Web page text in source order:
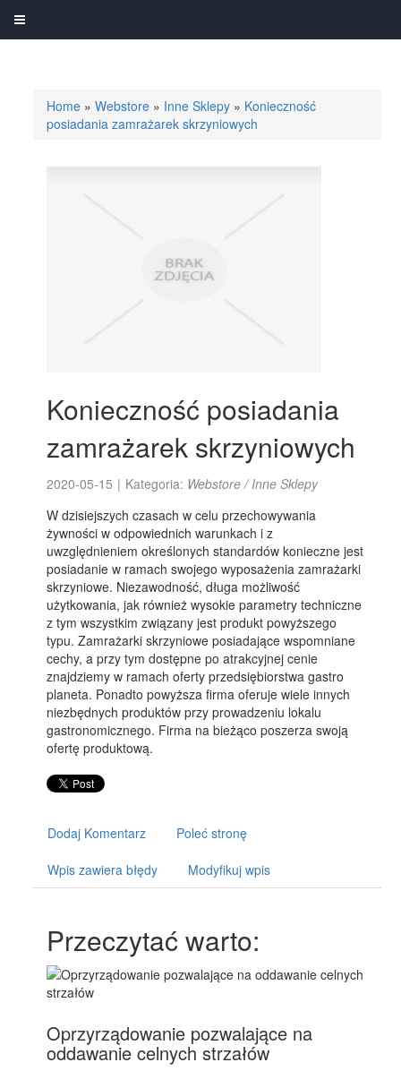
Home »Webstore » Inne Sklepy » Konieczność
posiadania zamrażarek skrzyniowych
Konieczność posiadania
zamrażarek skrzyniowych
2020-05-15 | Kategoria: Webstore / Inne Sklepy
W dzisiejszych czasach w celu przechowywania
żywności w odpowiednich warunkach i z
uwzględnieniem określonych standardów konieczne jest
posiadanie w ramach swojego wyposażenia zamrażarki
skrzyniowe. Niezawodność, długa możliwość
użytkowania, jak również wysokie parametry techniczne
z tym wszystkim związany jest produkt powyższego
typu. Zamrażarki skrzyniowe posiadające wspomniane
cechy, a przy tym dostępne po atrakcyjnej cenie
znajdziemy w ramach oferty przedsiębiorstwa gastro
planeta. Ponadto powyższa firma oferuje wiele innych
niezbędnych produktów przy prowadzeniu lokalu
gastronomicznego. Firma na bieżąco poszerza swoją
ofertę produktową.
Dodaj Komentarz Poleć stronę
Wpis zawiera błędy Modyfikuj wpis
Przeczytać warto:
Oprzyrządowanie pozwalające na
oddawanie celnych strzałów